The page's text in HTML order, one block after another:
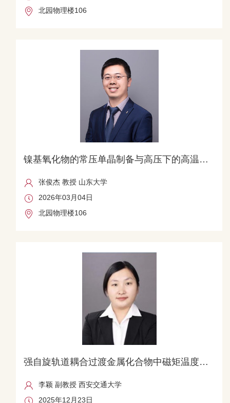
北园物理楼106
镍基氧化物的常压单晶制备与高压下的高温超导
张俊杰 教授 山东大学
2026年03月04日
北园物理楼106
强自旋轨道耦合过渡金属化合物中磁矩温度依赖性的理论研究
李颖 副教授 西安交通大学
2025年12月23日